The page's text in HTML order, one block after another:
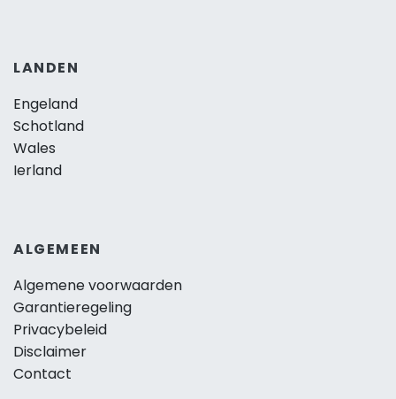
LANDEN
Engeland
Schotland
Wales
Ierland
ALGEMEEN
Algemene voorwaarden
Garantieregeling
Privacybeleid
Disclaimer
Contact